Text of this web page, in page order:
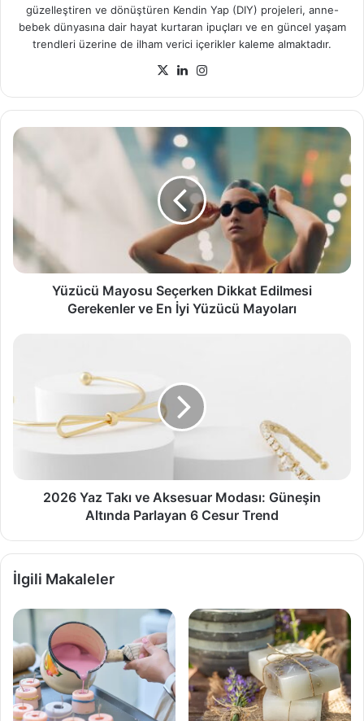
güzelleştiren ve dönüştüren Kendin Yap (DIY) projeleri, anne-
bebek dünyasına dair hayat kurtaran ipuçları ve en güncel yaşam
trendleri üzerine de ilham verici içerikler kaleme almaktadır.
X LinkedIn
Yüzücü
Mayosu
Dikkat
Gerekenler
En
İyi
Yüzücü Mayosu Seçerken Dikkat Edilmesi
Gerekenler ve En İyi Yüzücü Mayoları
Modası:
Parlayan
2026 Yaz Takı ve Aksesuar Modası: Güneşin
Altında Parlayan 6 Cesur Trend
İlgili Makaleler